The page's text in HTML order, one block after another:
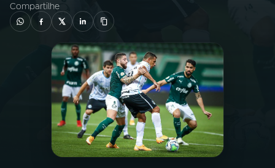
PROGRAMAS
PODCASTS
VIDEOCASTS
Compartilhe